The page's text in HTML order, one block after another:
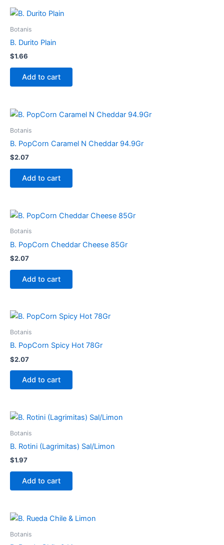
Botanis
B. Durito Plain
$1.66
Add to cart
Botanis
B. PopCorn Caramel N Cheddar 94.9Gr
$2.07
Add to cart
Botanis
B. PopCorn Cheddar Cheese 85Gr
$2.07
Add to cart
Botanis
B. PopCorn Spicy Hot 78Gr
$2.07
Add to cart
Botanis
B. Rotini (Lagrimitas) Sal/Limon
$1.97
Add to cart
Botanis